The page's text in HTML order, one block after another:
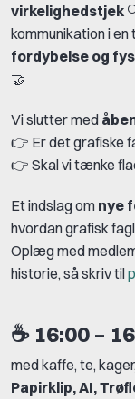
virkelighedstjek
kommunikation i en
fordybelse og
🤝
Vi slutter med
👉 Er det grafiske
👉 Skal vi tænke
Et indslag om nye
hvordan grafisk
Oplæg med
historie, så skriv til
☕ 16:00 –
med kaffe, te,
Papirklip, AI,